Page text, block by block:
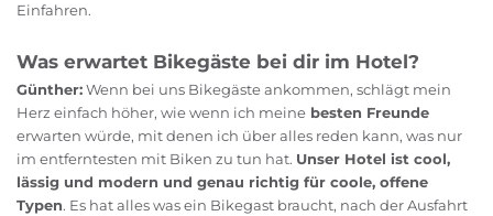
Einfahren.
Was erwartet Bikegäste bei dir im Hotel?
Günther:Wenn bei uns Bikegäste ankommen, schlägt mein
Herz einfach höher, wie wenn ich meine besten Freunde
erwarten würde, mit denen ich über alles reden kann, was nur
im entferntesten mit Biken zu tun hat. Unser Hotel ist cool,
lässig und modern und genau richtig für coole, offene
Typen. Es hat alles was ein Bikegast braucht, nach der Ausfahrt